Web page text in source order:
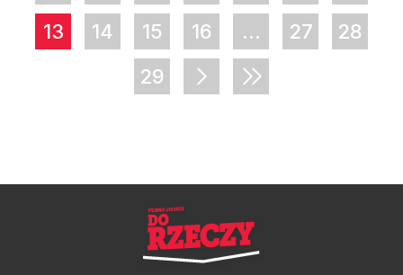
13
14 15 16 ... 27
28
29